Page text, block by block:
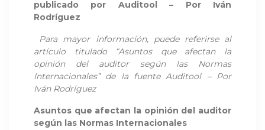
publicado por Auditool – Por Iván
Rodríguez
Para mayor información, puede referirse al
artículo titulado “Asuntos que afectan la
opinión del auditor según las Normas
Internacionales” de la fuenteAuditool – Por
Iván Rodríguez
Asuntos que afectan la opinión del auditor
según las Normas Internacionales